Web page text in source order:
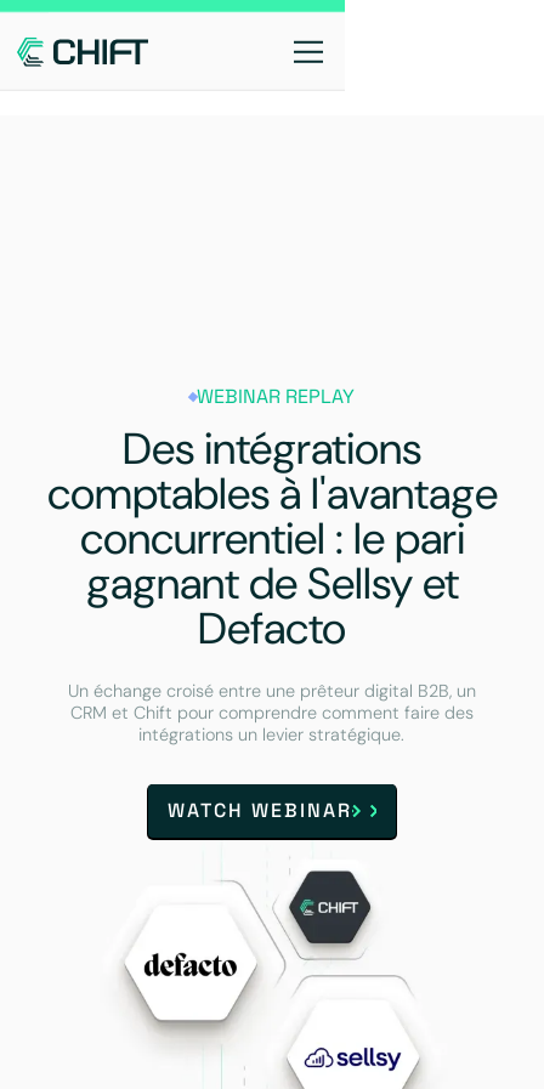
WEBINAR REPLAY
Des intégrations
comptables à l'avantage
concurrentiel : le pari
gagnant de Sellsy et
Defacto
Un échange croisé entre une prêteur digital B2B, un
CRM et Chift pour comprendre comment faire des
intégrations un levier stratégique.
WATCH WEBINAR